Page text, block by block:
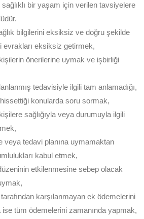
bir yaşam için verilen tavsiyelere
bilgilerini eksiksiz ve doğru şekilde
eksiksiz getirmek,
önerilerine uymak ve işbirliği
tedavisiyle ilgili tam anlamadığı,
konularda soru sormak,
sağlığıyla veya durumuyla ilgili
veya tedavi planına uymamaktan
kabul etmek,
etkilenmesine sebep olacak
karşılanmayan ek ödemelerini
tüm ödemelerini zamanında yapmak,